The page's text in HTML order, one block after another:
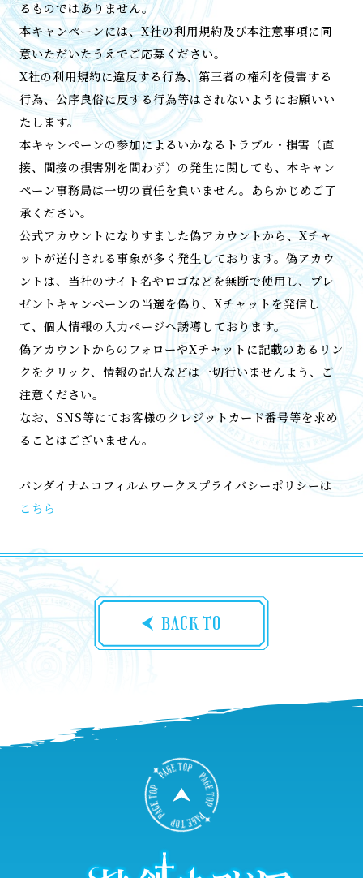
るものではありません。
本キャンペーンには、X社の利用規約及び本注意事項に同
意いただいたうえでご応募ください。
X社の利用規約に違反する行為、第三者の権利を侵害する
行為、公序良俗に反する行為等はされないようにお願いい
たします。
本キャンペーンの参加によるいかなるトラブル・損害（直
接、間接の損害別を問わず）の発生に関しても、本キャン
ペーン事務局は一切の責任を負いません。あらかじめご了
承ください。
公式アカウントになりすました偽アカウントから、Xチャ
ットが送付される事象が多く発生しております。偽アカウ
ントは、当社のサイト名やロゴなどを無断で使用し、プレ
ゼントキャンペーンの当選を偽り、Xチャットを発信し
て、個人情報の入力ページへ誘導しております。
偽アカウントからのフォローやXチャットに記載のあるリン
クをクリック、情報の記入などは一切行いませんよう、ご
注意ください。
なお、SNS等にてお客様のクレジットカード番号等を求め
ることはございません。
バンダイナムコフィルムワークスプライバシーポリシーは
こちら
BACK TO
B
A